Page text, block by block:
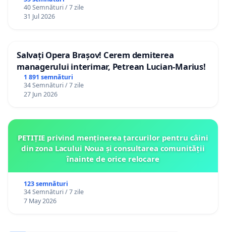
12 ani
40 Semnături / 7 zile
31 Jul 2026
Salvați Opera Brașov! Cerem demiterea
managerului interimar, Petrean Lucian-Marius!
1 891 semnături
34 Semnături / 7 zile
27 Jun 2026
PETIȚIE privind menținerea țarcurilor pentru câini
din zona Lacului Noua și consultarea comunității
înainte de orice relocare
123 semnături
34 Semnături / 7 zile
7 May 2026